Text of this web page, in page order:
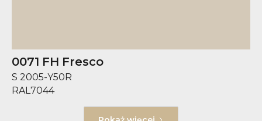
0071 FH Fresco
S 2005-Y50R
RAL7044